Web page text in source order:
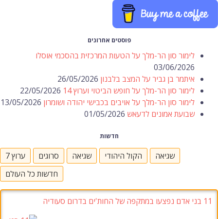
פוסטים אחרונים
לימור סון הר-מלך על הטעות המרכזית בהסכמי אוסלו
03/06/2026
איתמר בן גביר על המצב בלבנון 26/05/2026
לימור סון הר-מלך על חופש הביטוי וערוץ 14
22/05/2026
לימור סון הר-מלך על אויבים בכבישי יהודה ושומרון 13/05/2026
שבועת אמונים לדעאש 01/05/2026
חדשות
ערוץ 7 סרוגים שגיאה הקול היהודי
שגיאה
חדשות כל העולם
11 בני אדם נפצעו במתקפה של החות'ים בדרום סעודיה